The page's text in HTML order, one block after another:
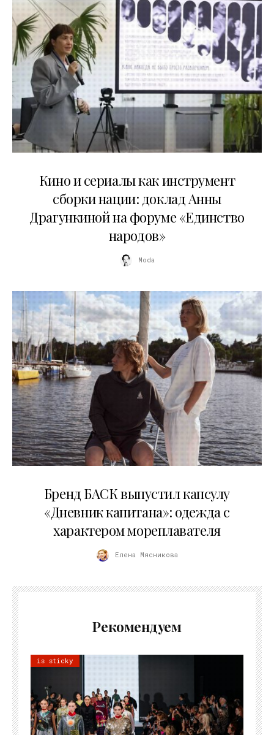
Кино и сериалы как инструмент
сборки нации: доклад Анны
Драгункиной на форуме «Единство
народов»
Moda
Бренд БАСК выпустил капсулу
«Дневник капитана»: одежда с
характером мореплавателя
Елена Мясникова
Рекомендуем
is sticky